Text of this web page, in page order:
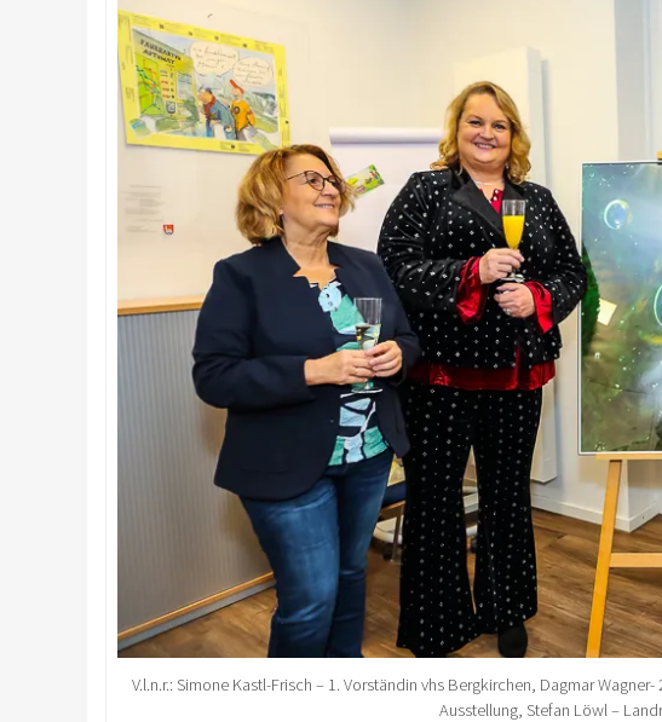
V.l.n.r.: Simone Kastl-Frisch – 1. Vorständin vhs Bergkirchen, Dagmar
Ausstellung, Stefan Löwl –